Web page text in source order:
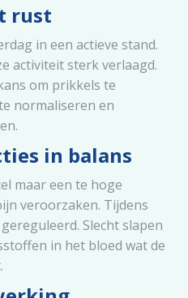
rust
in een actieve stand.
activiteit sterk verlaagd.
om prikkels te
normaliseren en
in balans
maar een te hoge
veroorzaken. Tijdens
Slecht slapen
in het bloed wat de